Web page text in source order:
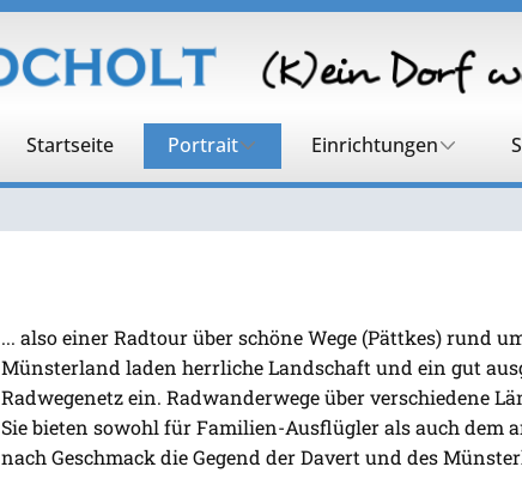
Startseite Portrait Einrichtungen
... also einer Radtour über schöne Wege (Pättkes) rund
Münsterland laden herrliche Landschaft und ein gut
Radwegenetz ein. Radwanderwege über verschiedene
Sie bieten sowohl für Familien-Ausflügler als auch dem
nach Geschmack die Gegend der Davert und des